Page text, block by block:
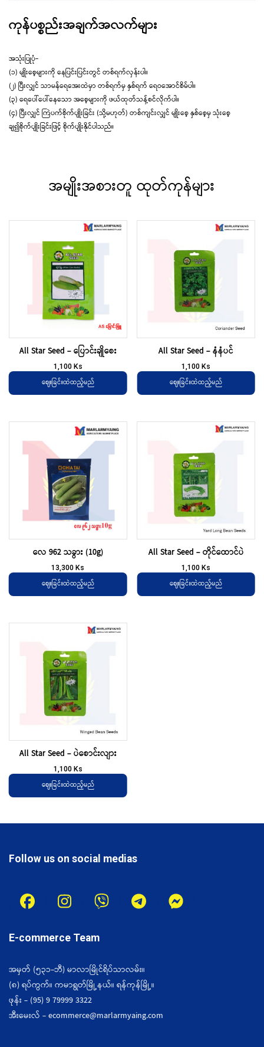
ကုန်ပစ္စည်းအချက်အလက်များ
အသုံးပြုပုံ-
(၁) မျိုးစေ့များကို နေပြင်းပြင်းတွင် တစ်ရက်လှန်းပါ။
(၂) ပြီးလျှင် သာမန်ရေအေးထဲမှာ တစ်ရက်မှ နှစ်ရက် ရေဝအောင်စိမ်ပါ။
(၃) ရေပေါ်ပေါ်နေသော အစေ့များကို ဖယ်ထုတ်သန့်စင်လိုက်ပါ။
(၄) ပြီးလျှင် ကြဲပက်စိုက်ပျိုးခြင်း (သို့မဟုတ်) တစ်ကျင်းလျှင် မျိုးစေ့ နှစ်စေ့မှ သုံးစေ့
ချ၍စိုက်ပျိုးခြင်းဖြင့် စိုက်ပျိုးနိုင်ပါသည်။
အမျိုးအစားတူ ထုတ်ကုန်များ
All Star Seed – ပြောင်းချိုစေး
1,100 Ks
ဈေးခြင်းထဲထည့်မည်
All Star Seed – နံနံပင်
1,100Ks
ဈေးခြင်းထဲထည့်မည်
လေ 962 သခွား (10g)
13,300Ks
ဈေးခြင်းထဲထည့်မည်
All Star Seed – တိုင်ထောင်ပဲ
1,100Ks
ဈေးခြင်းထဲထည့်မည်
All Star Seed – ပဲစောင်းလျား
1,100 Ks
ဈေးခြင်းထဲထည့်မည်
Follow us on social medias
E-commerce Team
အမှတ် (၅၃၁-ဘီ) မာလာမြိုင်ရိပ်သာလမ်း။
(၈) ရပ်ကွက်။ ကမာရွတ်မြို့နယ်။ ရန်ကုန်မြို့။
ဖုန်း - (95) 9 79999 3322
အီးမေးလ် - ecommerce@marlarmyaing.com